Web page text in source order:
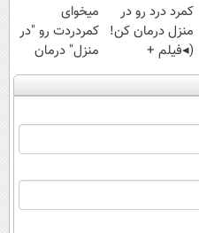
کمرد درد رو در
منزل درمان کن!
(◂فیلم +
پرسش‌نامه)
میخوای
کمردردت رو "در
منزل" درمان
کنی؟ (◂فیلم +